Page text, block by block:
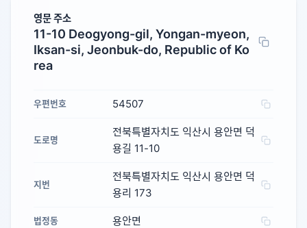
영문 주소
11-10 Deogyong-gil, Yongan-myeon,
Iksan-si, Jeonbuk-do, Republic of Ko
rea
우편번호 54507
도로명
전북특별자치도 익산시 용안면 덕
용길 11-10
지번
전북특별자치도 익산시 용안면 덕
용리 173
법정동 용안면